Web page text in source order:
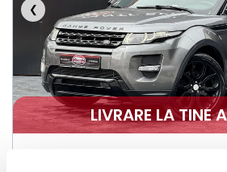
❮
LIVRARE LA TINE
Land Rover Range